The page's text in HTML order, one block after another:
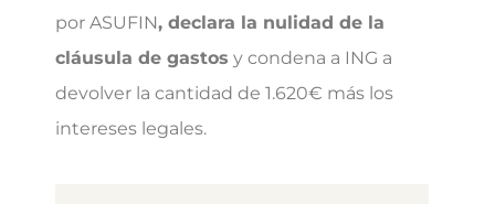
por ASUFIN, declara la nulidad de la
cláusula de gastos y condena a ING a
devolver la cantidad de 1.620€ más los
intereses legales.